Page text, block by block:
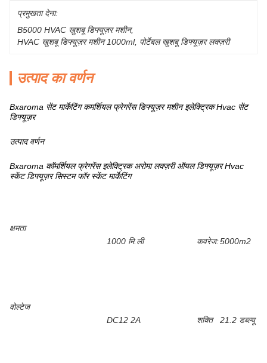
प्रमुखता देना:
B5000 HVAC खुशबू डिफ्यूज़र मशीन,
HVAC खुशबू डिफ्यूज़र मशीन 1000ml, पोर्टेबल खुशबू डिफ्यूज़र लक्ज़री
उत्पाद का वर्णन
Bxaroma सेंट मार्केटिंग कमर्शियल फ्रेगरेंस डिफ्यूज़र मशीन इलेक्ट्रिक Hvac सेंट
डिफ्यूज़र
उत्पाद वर्णन
Bxaroma कॉमर्शियल फ्रेगरेंस इलेक्ट्रिक अरोमा लक्ज़री ऑयल डिफ्यूज़र Hvac
स्केंट डिफ्यूज़र सिस्टम फॉर स्केंट मार्केटिंग
क्षमता
1000 मि.ली
कवरेज:5000m2
वोल्टेज
DC12 2A
शक्ति 21.2 डब्ल्यू